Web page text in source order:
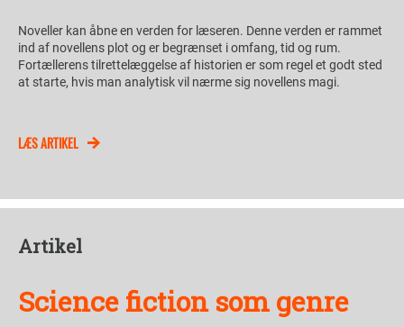
Noveller kan åbne en verden for læseren. Denne verden er rammet
ind af novellens plot og er begrænset i omfang, tid og rum.
Fortællerens tilrettelæggelse af historien er som regel et godt sted
at starte, hvis man analytisk vil nærme sig novellens magi.
LÆS ARTIKEL
Artikel
Science fiction som genre